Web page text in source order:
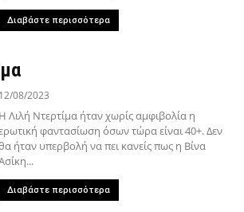
Διαβάστε περισσότερα
12/08/2023
Η Λιλή Ντερτίμα ήταν χωρίς αμφιβολία η
φαντασίωση όσων τώρα είναι 40+. Δεν
ήταν υπερβολή να πει κανείς πως η Βίνα
Διαβάστε περισσότερα